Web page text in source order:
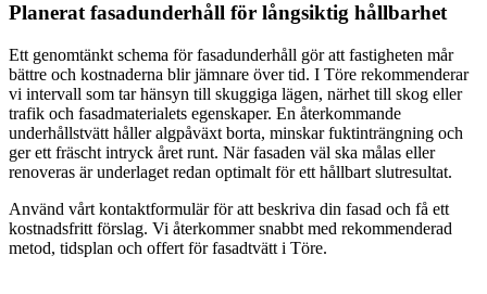
Planerat fasadunderhåll för långsiktig hållbarhet
Ett genomtänkt schema för fasadunderhåll gör att fastigheten mår
bättre och kostnaderna blir jämnare över tid. I Töre rekommenderar
vi intervall som tar hänsyn till skuggiga lägen, närhet till skog eller
trafik och fasadmaterialets egenskaper. En återkommande
underhållstvätt håller algpåväxt borta, minskar fuktinträngning och
ger ett fräscht intryck året runt. När fasaden väl ska målas eller
renoveras är underlaget redan optimalt för ett hållbart slutresultat.
Använd vårt kontaktformulär för att beskriva din fasad och få ett
kostnadsfritt förslag. Vi återkommer snabbt med rekommenderad
metod, tidsplan och offert för fasadtvätt i Töre.